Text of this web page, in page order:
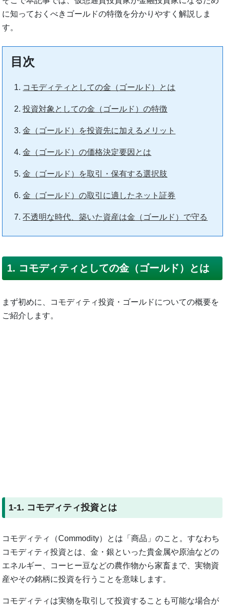
に知っておくべきゴールドの特徴を分かりやすく解説しま
す。
目次
コモディティとしての金（ゴールド）とは
投資対象としての金（ゴールド）の特徴
金（ゴールド）を投資先に加えるメリット
金（ゴールド）の価格決定要因とは
金（ゴールド）を取引・保有する選択肢
金（ゴールド）の取引に適したネット証券
不透明な時代、築いた資産は金（ゴールド）で守る
1. コモディティとしての金（ゴールド）とは
まず初めに、コモディティ投資・ゴールドについての概要を
ご紹介します。
1-1. コモディティ投資とは
コモディティ（Commodity）とは「商品」のこと。すなわち
コモディティ投資とは、金・銀といった貴金属や原油などの
エネルギー、コーヒー豆などの農作物から家畜まで、実物資
産やその銘柄に投資を行うことを意味します。
コモディティは実物を取引して投資することも可能な場合が